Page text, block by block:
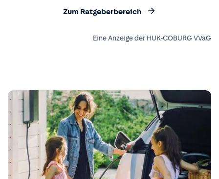
Zum Ratgeberbereich
Eine Anzeige der HUK-COBURG VVaG